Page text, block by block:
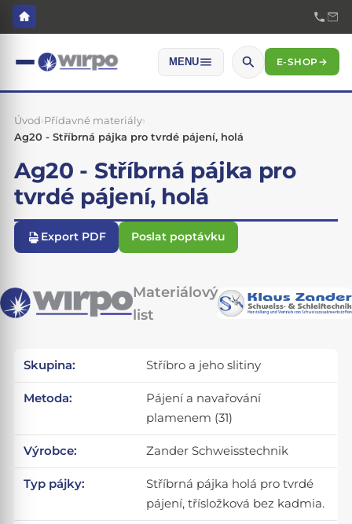
MENU E-SHOP→
Úvod›Přídavné materiály›
Ag20 - Stříbrná pájka pro tvrdé pájení, holá
Ag20 - Stříbrná pájka pro
tvrdé pájení, holá
Export PDF Poslat poptávku
Materiálový
list
Skupina: Stříbro a jeho slitiny
Metoda:
Pájení a navařování
plamenem (31)
Výrobce: Zander Schweisstechnik
Typ pájky:
Stříbrná pájka holá pro tvrdé
pájení, třísložková bez kadmia.